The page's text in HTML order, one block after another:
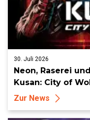
30. Juli 2026
Neon, Raserei
Kusan: City of
Zur News